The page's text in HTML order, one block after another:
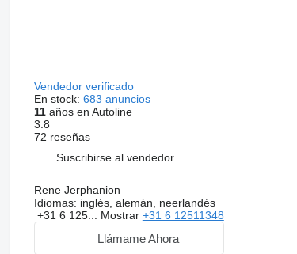
Vendedor verificado
En stock: 683 anuncios
11años en Autoline
3.8
72 reseñas
Suscribirse al vendedor
Rene Jerphanion
Idiomas: inglés, alemán, neerlandés
+31 6 125... Mostrar +31 6 12511348
Llámame Ahora